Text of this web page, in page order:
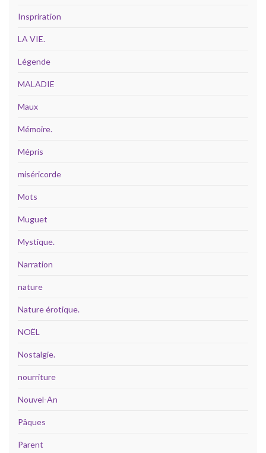
Inspriration
LA VIE.
Légende
MALADIE
Maux
Mémoire.
Mépris
miséricorde
Mots
Muguet
Mystique.
Narration
nature
Nature érotique.
NOËL
Nostalgie.
nourriture
Nouvel-An
Pâques
Parent